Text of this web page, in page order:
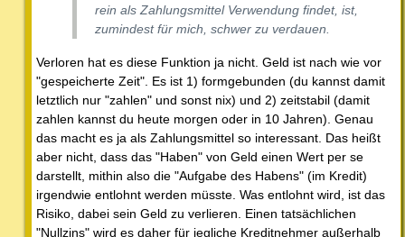
rein als Zahlungsmittel Verwendung findet, ist,
zumindest für mich, schwer zu verdauen.
Verloren hat es diese Funktion ja nicht. Geld ist nach wie vor
"gespeicherte Zeit". Es ist 1) formgebunden (du kannst damit
letztlich nur "zahlen" und sonst nix) und 2) zeitstabil (damit
zahlen kannst du heute morgen oder in 10 Jahren). Genau
das macht es ja als Zahlungsmittel so interessant. Das heißt
aber nicht, dass das "Haben" von Geld einen Wert per se
darstellt, mithin also die "Aufgabe des Habens" (im Kredit)
irgendwie entlohnt werden müsste. Was entlohnt wird, ist das
Risiko, dabei sein Geld zu verlieren. Einen tatsächlichen
"Nullzins" wird es daher für jegliche Kreditnehmer außerhalb